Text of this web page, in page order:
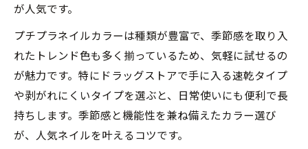
が人気です。
プチプラネイルカラーは種類が豊富で、季節感を取り入
れたトレンド色も多く揃っているため、気軽に試せるの
が魅力です。特にドラッグストアで手に入る速乾タイプ
や剥がれにくいタイプを選ぶと、日常使いにも便利で長
持ちします。季節感と機能性を兼ね備えたカラー選び
が、人気ネイルを叶えるコツです。